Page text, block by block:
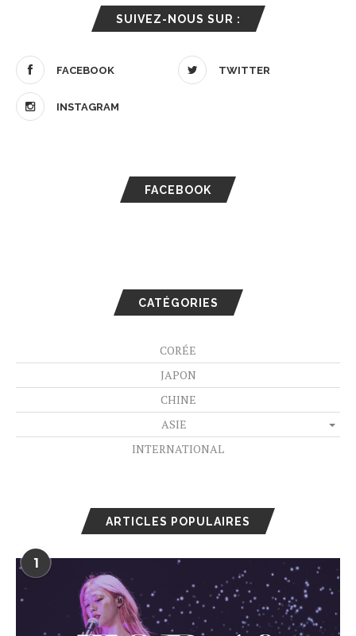
SUIVEZ-NOUS SUR :
FACEBOOK TWITTER
INSTAGRAM
FACEBOOK
CATÉGORIES
CORÉE
JAPON
CHINE
ASIE
INTERNATIONAL
ARTICLES POPULAIRES
1